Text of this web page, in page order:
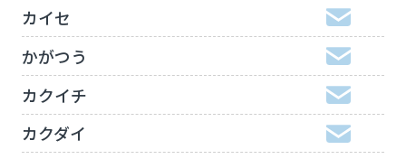
カイセ
かがつう
カクイチ
カクダイ